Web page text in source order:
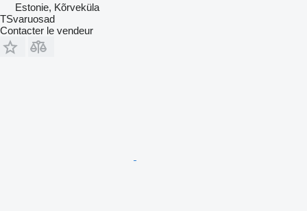
Estonie, Kõrveküla
TSvaruosad
Contacter le vendeur